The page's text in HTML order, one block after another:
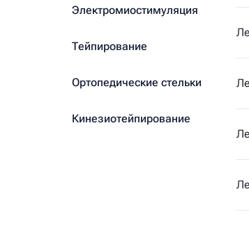
Электромиостимуляция
Тейпирование
Ортопедические стельки
Кинезиотейпирование